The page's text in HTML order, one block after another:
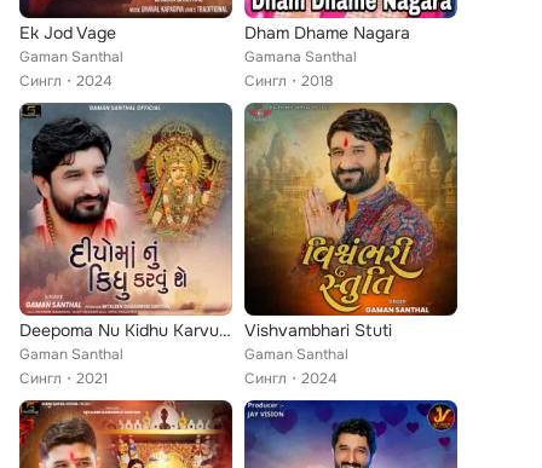
Ek Jod Vage
Gaman Santhal
Сингл
2024
Dham Dhame Nagara
Gamana Santhal
Сингл
2018
Deepoma Nu Kidhu Karvu Che
Gaman Santhal
Сингл
2021
Vishvambhari Stuti
Gaman Santhal
Сингл
2024